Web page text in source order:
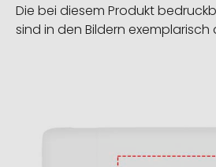
Die bei diesem Produkt
sind in den Bildern exemplarisch